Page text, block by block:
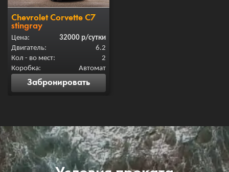
Chevrolet Corvette C7
stingray
Цена: 32000 р/сутки
Забронировать